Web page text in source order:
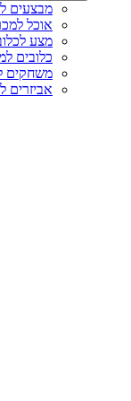
מבצעים
אוכל
מצע
כלובים
משחקים
אביזרים